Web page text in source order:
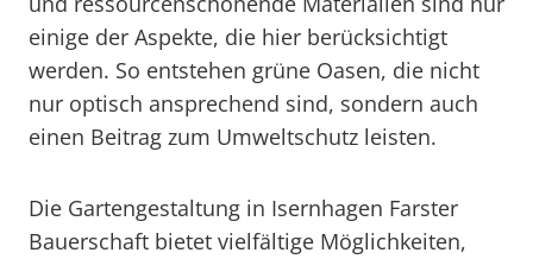
einige der Aspekte, die hier berücksichtigt
werden. So entstehen grüne Oasen, die nicht
nur optisch ansprechend sind, sondern auch
einen Beitrag zum Umweltschutz leisten.
Die Gartengestaltung in Isernhagen Farster
Bauerschaft bietet vielfältige Möglichkeiten,